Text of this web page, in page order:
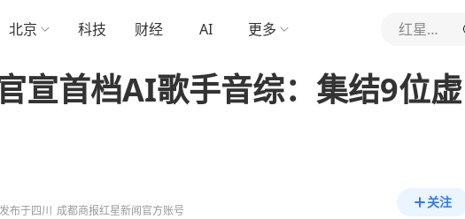
北京 科技 财经 AI 更多 红星新闻
宣首档AI歌手音综：集结9位虚
发布于四川 成都商报红星新闻官方账号
关注